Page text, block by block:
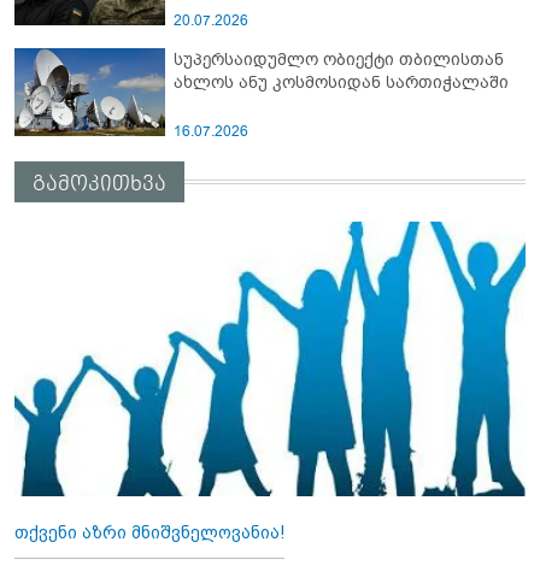
20.07.2026
სუპერსაიდუმლო ობიექტი თბილისთან
ახლოს ანუ კოსმოსიდან სართიჭალაში
16.07.2026
გამოკითხვა
თქვენი აზრი მნიშვნელოვანია!